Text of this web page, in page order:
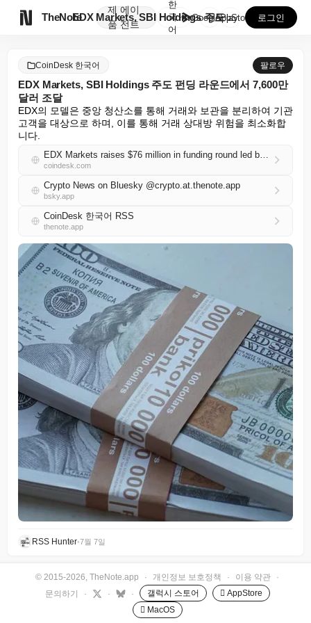
TheNote
제
품
에이
전트
EDX Markets, SBI Holdings 주도 펀...
한
국
어
GooglePlay
AppStore 로그인
CoinDesk 한국어 팔로우
EDX Markets, SBI Holdings 주도 펀딩 라운드에서 7,600만
달러 조달
EDX의 모델은 중앙 청산소를 통해 거래와 보관을 분리하여 기관
고객을 대상으로 하며, 이를 통해 거래 상대방 위험을 최소화합
니다.
EDX Markets raises $76 million in funding round led by SBI Holdings
coindesk.com
Crypto News on Bluesky @crypto.at.thenote.app
bsky.app
CoinDesk 한국어 RSS
thenote.app
RSS Hunter•7월 7일
© 2015-2026, TheNote.app · 개인정보 보호정책 · 이용 약관
·
문의하기
· · · 갤럭시 스토어
 AppStore
 MacOS